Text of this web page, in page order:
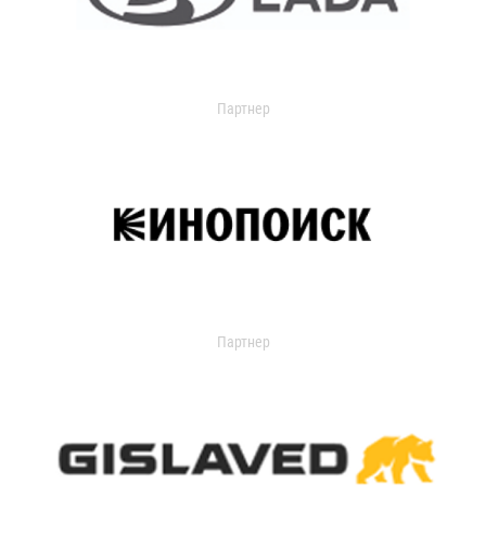
Партнер
Партнер